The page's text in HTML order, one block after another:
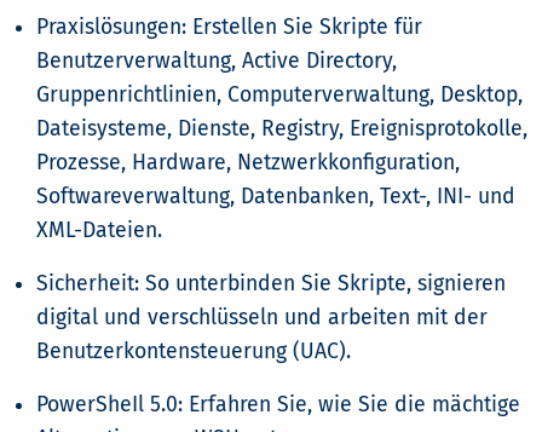
Praxislösungen: Erstellen Sie Skripte für
Benutzerverwaltung, Active Directory,
Gruppenrichtlinien, Computerverwaltung, Desktop,
Dateisysteme, Dienste, Registry, Ereignisprotokolle,
Prozesse, Hardware, Netzwerkkonfiguration,
Softwareverwaltung, Datenbanken, Text-, INI- und
XML-Dateien.
Sicherheit: So unterbinden Sie Skripte, signieren
digital und verschlüsseln und arbeiten mit der
Benutzerkontensteuerung (UAC).
PowerSheIl 5.0: Erfahren Sie, wie Sie die mächtige